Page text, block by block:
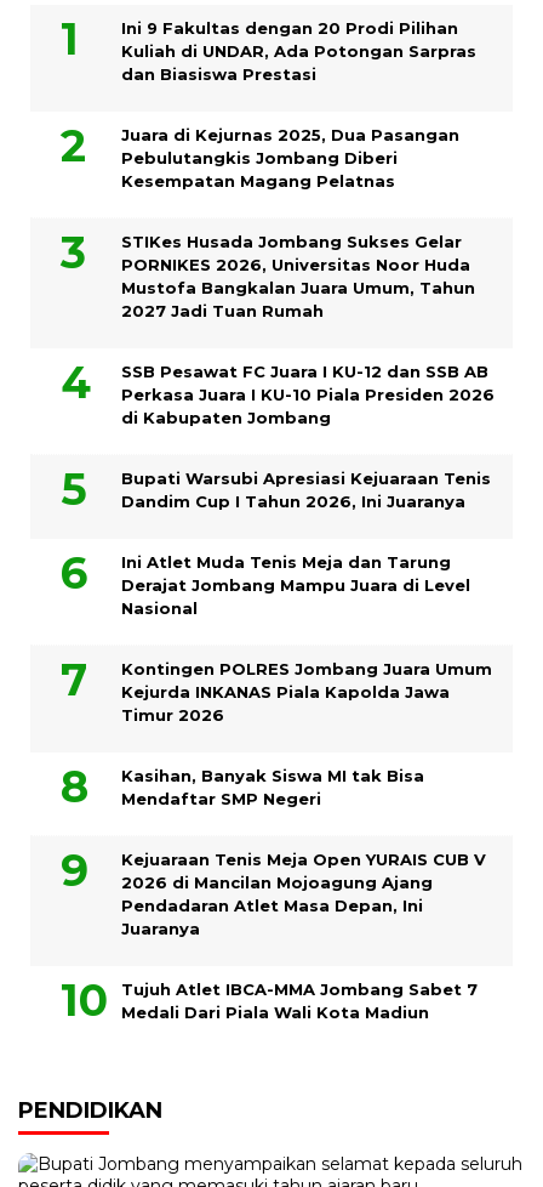
Ini 9 Fakultas dengan 20 Prodi Pilihan
Kuliah di UNDAR, Ada Potongan Sarpras
dan Biasiswa Prestasi
Juara di Kejurnas 2025, Dua Pasangan
Pebulutangkis Jombang Diberi
Kesempatan Magang Pelatnas
STIKes Husada Jombang Sukses Gelar
PORNIKES 2026, Universitas Noor Huda
Mustofa Bangkalan Juara Umum, Tahun
2027 Jadi Tuan Rumah
SSB Pesawat FC Juara I KU-12 dan SSB AB
Perkasa Juara I KU-10 Piala Presiden 2026
di Kabupaten Jombang
Bupati Warsubi Apresiasi Kejuaraan Tenis
Dandim Cup I Tahun 2026, Ini Juaranya
Ini Atlet Muda Tenis Meja dan Tarung
Derajat Jombang Mampu Juara di Level
Nasional
Kontingen POLRES Jombang Juara Umum
Kejurda INKANAS Piala Kapolda Jawa
Timur 2026
Kasihan, Banyak Siswa MI tak Bisa
Mendaftar SMP Negeri
Kejuaraan Tenis Meja Open YURAIS CUB V
2026 di Mancilan Mojoagung Ajang
Pendadaran Atlet Masa Depan, Ini
Juaranya
Tujuh Atlet IBCA-MMA Jombang Sabet 7
Medali Dari Piala Wali Kota Madiun
PENDIDIKAN